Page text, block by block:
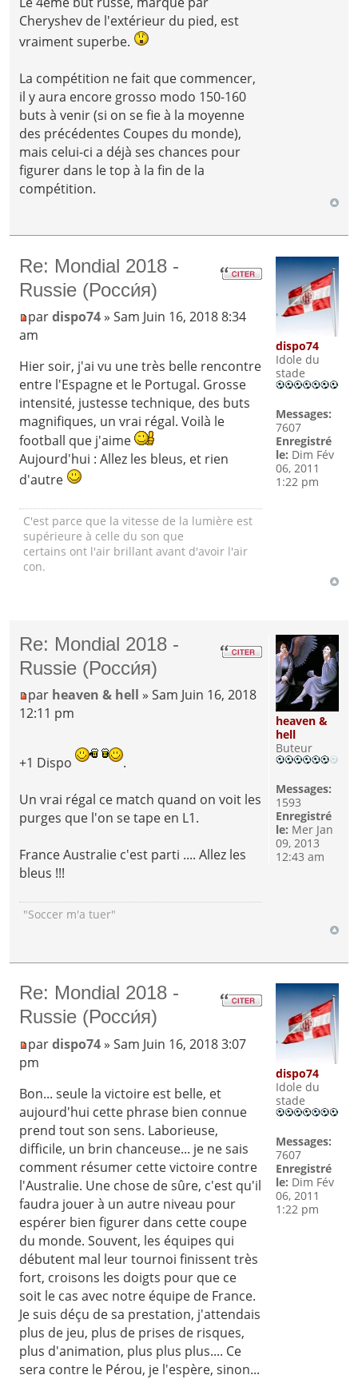
Cheryshev de l'extérieur du pied, est
vraiment superbe.
La compétition ne fait que commencer,
il y aura encore grosso modo 150-160
buts à venir (si on se fie à la moyenne
des précédentes Coupes du monde),
mais celui-ci a déjà ses chances pour
figurer dans le top à la fin de la
compétition.
Re: Mondial 2018 -
Russie (Росси́я)
pardispo74» Sam Juin 16, 2018 8:34
am
Hier soir, j'ai vu une très belle rencontre
entre l'Espagne et le Portugal. Grosse
intensité, justesse technique, des buts
magnifiques, un vrai régal. Voilà le
football que j'aime
Aujourd'hui : Allez les bleus, et rien
d'autre
C'est parce que la vitesse de la lumière est
supérieure à celle du son que
certains ont l'air brillant avant d'avoir l'air
con.
dispo74
Idole du
stade
Messages:
7607
Enregistré
le: Dim Fév
06, 2011
1:22 pm
Re: Mondial 2018 -
Russie (Росси́я)
par heaven & hell » Sam Juin 16, 2018
12:11 pm
+1 Dispo .
Un vrai régal ce match quand on voit les
purges que l'on se tape en L1.
France Australie c'est parti .... Allez les
bleus !!!
"Soccer m'a tuer"
heaven &
hell
Buteur
Messages:
1593
Enregistré
le: Mer Jan
09, 2013
12:43 am
Re: Mondial 2018 -
Russie (Росси́я)
pardispo74» Sam Juin 16, 2018 3:07
pm
Bon... seule la victoire est belle, et
aujourd'hui cette phrase bien connue
prend tout son sens. Laborieuse,
difficile, un brin chanceuse... je ne sais
comment résumer cette victoire contre
l'Australie. Une chose de sûre, c'est qu'il
faudra jouer à un autre niveau pour
espérer bien figurer dans cette coupe
du monde. Souvent, les équipes qui
débutent mal leur tournoi finissent très
fort, croisons les doigts pour que ce
soit le cas avec notre équipe de France.
Je suis déçu de sa prestation, j'attendais
plus de jeu, plus de prises de risques,
plus d'animation, plus plus plus.... Ce
sera contre le Pérou, je l'espère, sinon...
dispo74
Idole du
stade
Messages:
7607
Enregistré
le: Dim Fév
06, 2011
1:22 pm